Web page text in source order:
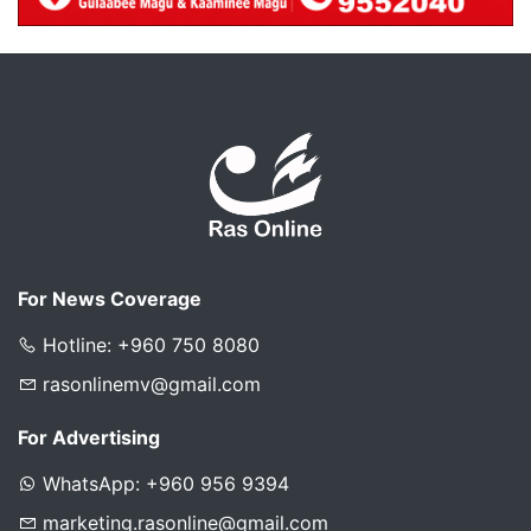
For News Coverage
Hotline: +960 750 8080
rasonlinemv@gmail.com
For Advertising
WhatsApp: +960 956 9394
marketing.rasonline@gmail.com